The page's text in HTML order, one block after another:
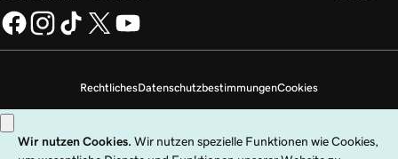
RechtlichesDatenschutzbestimmungenCookies